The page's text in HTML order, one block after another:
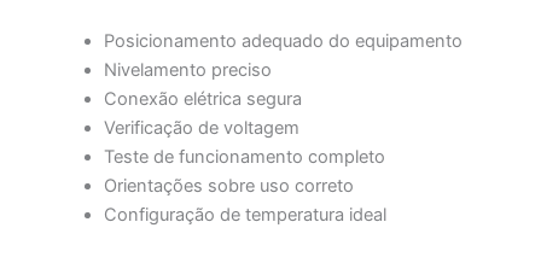
Posicionamento adequado do equipamento
Nivelamento preciso
Conexão elétrica segura
Verificação de voltagem
Teste de funcionamento completo
Orientações sobre uso correto
Configuração de temperatura ideal